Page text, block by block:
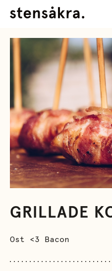
GRILLADE
Ost <3 Bacon